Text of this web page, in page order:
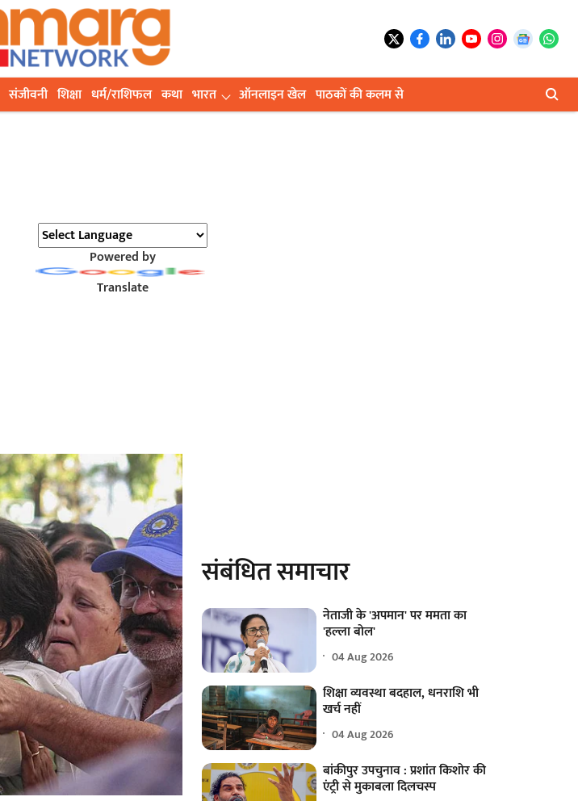
संजीवनी शिक्षा धर्म/राशिफल कथा भारत ऑनलाइन खेल पाठकों की कलम से
Powered by
Translate
संबंधित समाचार
नेताजी के 'अपमान' पर ममता का
'हल्ला बोल'
04 Aug 2026
शिक्षा व्यवस्था बदहाल, धनराशि भी
खर्च नहीं
04 Aug 2026
बांकीपुर उपचुनाव : प्रशांत किशोर की
एंट्री से मुकाबला दिलचस्प